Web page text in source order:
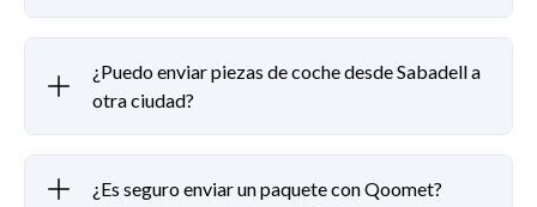
¿Puedo enviar piezas de coche desde Sabadell a
otra ciudad?
¿Es seguro enviar un paquete con Qoomet?